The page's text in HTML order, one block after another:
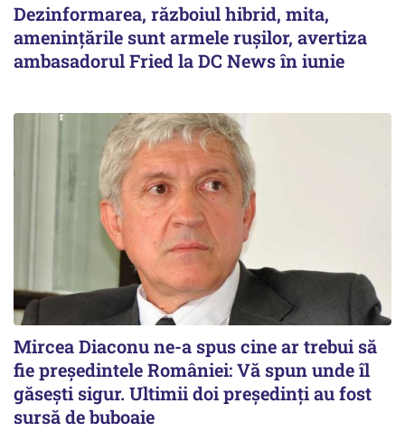
Dezinformarea, războiul hibrid, mita,
ameninţările sunt armele ruşilor, avertiza
ambasadorul Fried la DC News în iunie
Mircea Diaconu ne-a spus cine ar trebui să
fie președintele României: Vă spun unde îl
găsești sigur. Ultimii doi președinți au fost
sursă de buboaie